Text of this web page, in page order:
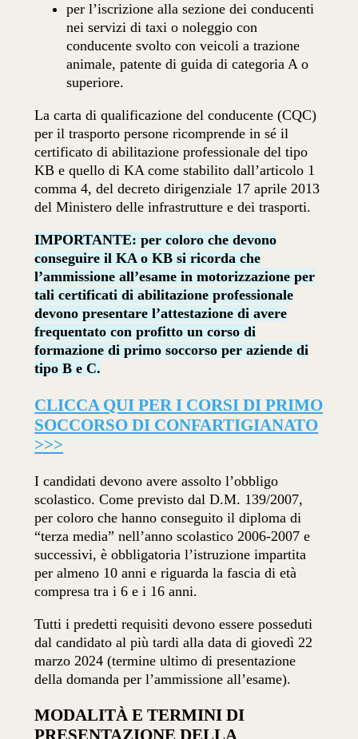
per l’iscrizione alla sezione dei conducenti
nei servizi di taxi o noleggio con
conducente svolto con veicoli a trazione
animale, patente di guida di categoria A o
superiore.
La carta di qualificazione del conducente (CQC)
per il trasporto persone ricomprende in sé il
certificato di abilitazione professionale del tipo
KB e quello di KA come stabilito dall’articolo 1
comma 4, del decreto dirigenziale 17 aprile 2013
del Ministero delle infrastrutture e dei trasporti.
IMPORTANTE: per coloro che devono
conseguire il KA o KB si ricorda che
l’ammissione all’esame in motorizzazione per
tali certificati di abilitazione professionale
devono presentare l’attestazione di avere
frequentato con profitto un corso di
formazione di primo soccorso per aziende di
tipo B e C.
CLICCA QUI PER I CORSI DI PRIMO
SOCCORSO DI CONFARTIGIANATO
>>>
I candidati devono avere assolto l’obbligo
scolastico. Come previsto dal D.M. 139/2007,
per coloro che hanno conseguito il diploma di
“terza media” nell’anno scolastico 2006-2007 e
successivi, è obbligatoria l’istruzione impartita
per almeno 10 anni e riguarda la fascia di età
compresa tra i 6 e i 16 anni.
Tutti i predetti requisiti devono essere posseduti
dal candidato al più tardi alla data di giovedì 22
marzo 2024 (termine ultimo di presentazione
della domanda per l’ammissione all’esame).
MODALITÀ E TERMINI DI
PRESENTAZIONE DELLA